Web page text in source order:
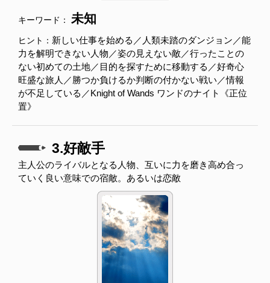
キーワード： 未知
ヒント： 新しい仕事を始める／人類未踏のダンジョン／能
力を解明できない人物／姿の見えない敵／行ったことの
ない初めての土地／目的を探すために移動する／好奇心
旺盛な旅人／勝つか負けるか判断の付かない戦い／情報
が不足している／Knight of Wands ワンドのナイト《正位
置》
3.好敵手
主人公のライバルとなる人物、互いに力を磨き高め合っ
ていく良い意味での宿敵。あるいは恋敵